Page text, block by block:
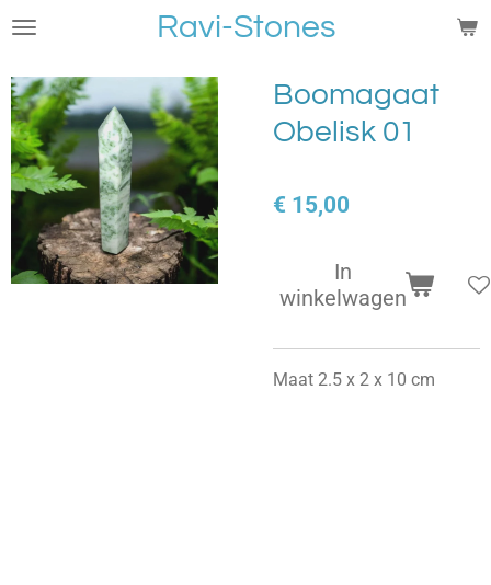
Ga
naar
de
hoofdinhoud
Ravi-Stones
Boomagaat
Obelisk 01
€ 15,00
In
winkelwagen
Maat 2.5 x 2 x 10 cm